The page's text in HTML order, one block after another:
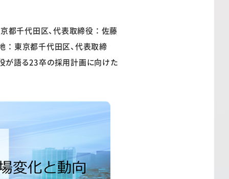
都千代田区、代表取締役：佐藤
：東京都千代田区、代表取締
が語る23卒の採用計画に向けた